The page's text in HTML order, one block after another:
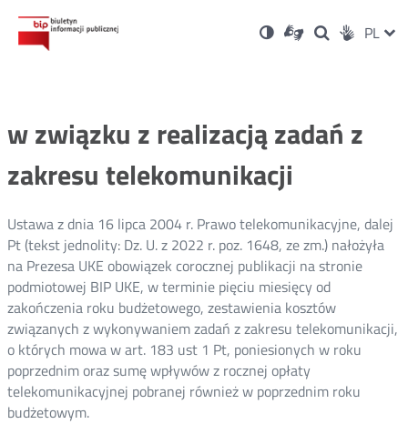
Ustawienia
Wersja
kontrastowa
Dla
niesłyszących
OtwórzOtwórz
w
Otwórz
w
Social PL
w związku z realizacją zadań z
zakresu telekomunikacji
Ustawa z dnia 16 lipca 2004 r. Prawo telekomunikacyjne, dalej
Pt (tekst jednolity: Dz. U. z 2022 r. poz. 1648, ze zm.) nałożyła
na Prezesa UKE obowiązek corocznej publikacji na stronie
podmiotowej BIP UKE, w terminie pięciu miesięcy od
zakończenia roku budżetowego, zestawienia kosztów
związanych z wykonywaniem zadań z zakresu telekomunikacji,
o których mowa w art. 183 ust 1 Pt, poniesionych w roku
poprzednim oraz sumę wpływów z rocznej opłaty
telekomunikacyjnej pobranej również w poprzednim roku
budżetowym.